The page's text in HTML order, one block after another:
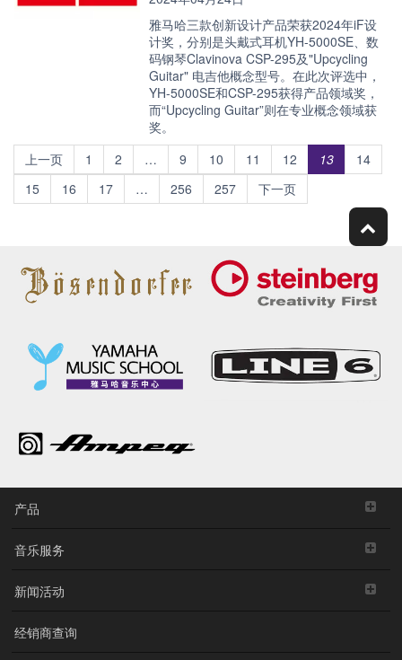
雅马哈三款创新设计产品荣获2024年iF设
计奖，分别是头戴式耳机YH-5000SE、数
码钢琴Clavinova CSP-295及"Upcycling
Guitar" 电吉他概念型号。在此次评选中，
YH-5000SE和CSP-295获得产品领域奖，
而“Upcycling Guitar”则在专业概念领域获
奖。
上一页
1 2 … 9 10 11 12 13
14
15
16 17 … 256 257 下一页
产品
音乐服务
新闻活动
经销商查询